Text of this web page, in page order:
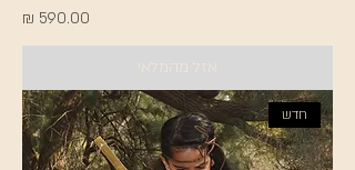
מחיר
אזל מהמלאי
חדש